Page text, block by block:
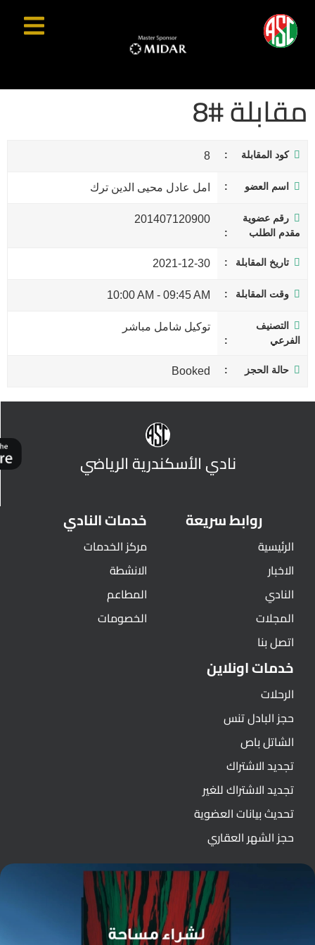
مقابلة #8
كود المقابلة 8
اسم العضو امل عادل محيى الدين ترك
رقم عضوية
مقدم الطلب
201407120900
تاريخ المقابلة 2021-12-30
وقت المقابلة 09:45 AM
-
10:00 AM
التصنيف
الفرعي
توكيل شامل مباشر
حالة الحجز Booked
نادي الأسكندرية الرياضي
روابط سريعة
الرئيسية
الاخبار
النادي
المجلات
اتصل بنا
خدمات النادي
مركز الخدمات
الانشطة
المطاعم
الخصومات
خدمات اونلاين
الرحلات
حجز البادل تنس
الشاتل باص
تجديد الاشتراك
تجديد الاشتراك للغير
تحديث بيانات العضوية
حجز الشهر العقاري